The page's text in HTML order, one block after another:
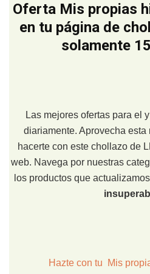
Oferta Mis propias
en tu página de
solamente
Las mejores ofertas para el
diariamente. Aprovecha
hacerte con este chollazo de
web. Navega por nuestras
los productos que
Hazte con tu Mis